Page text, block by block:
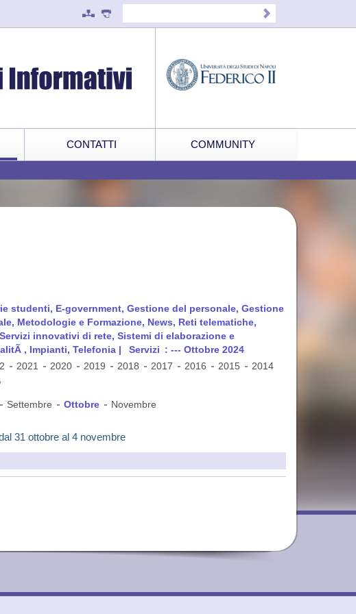
CONTATTI COMMUNITY
studenti, E-government, Gestione del personale, Gestione
Metodologie e Formazione, News, Reti telematiche,
innovativi di rete, Sistemi di elaborazione e
, Impianti, Telefonia |
Servizi : --- Ottobre 2024
2021 2020 2019 2018 2017 2016 2015
2014
Settembre Ottobre Novembre
31 ottobre al 4 novembre